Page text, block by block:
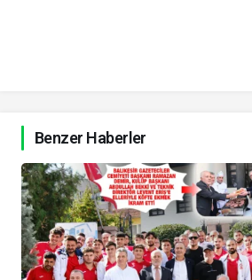
Benzer Haberler